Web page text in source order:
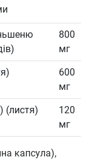
800
мг
600
мг
(листя)
120
мг
капсула),